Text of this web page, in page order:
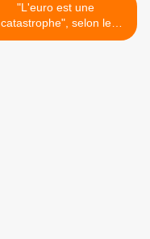
"L'euro est une
catastrophe", selon le
président tchèque >